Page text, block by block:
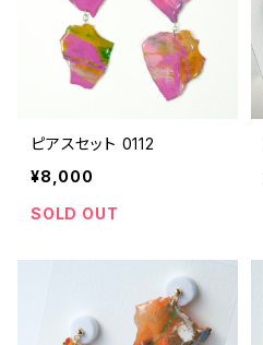
ピアスセット 0112
¥8,000
SOLD OUT